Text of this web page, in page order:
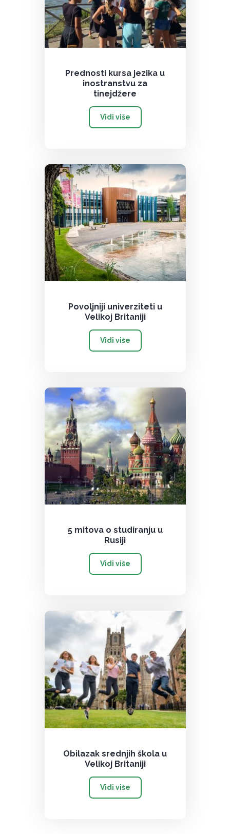
Prednosti kursa jezika u
inostranstvu za
tinejdžere
Vidi više
Povoljniji univerziteti u
Velikoj Britaniji
Vidi više
5 mitova o studiranju u
Rusiji
Vidi više
Obilazak srednjih škola u
Velikoj Britaniji
Vidi više